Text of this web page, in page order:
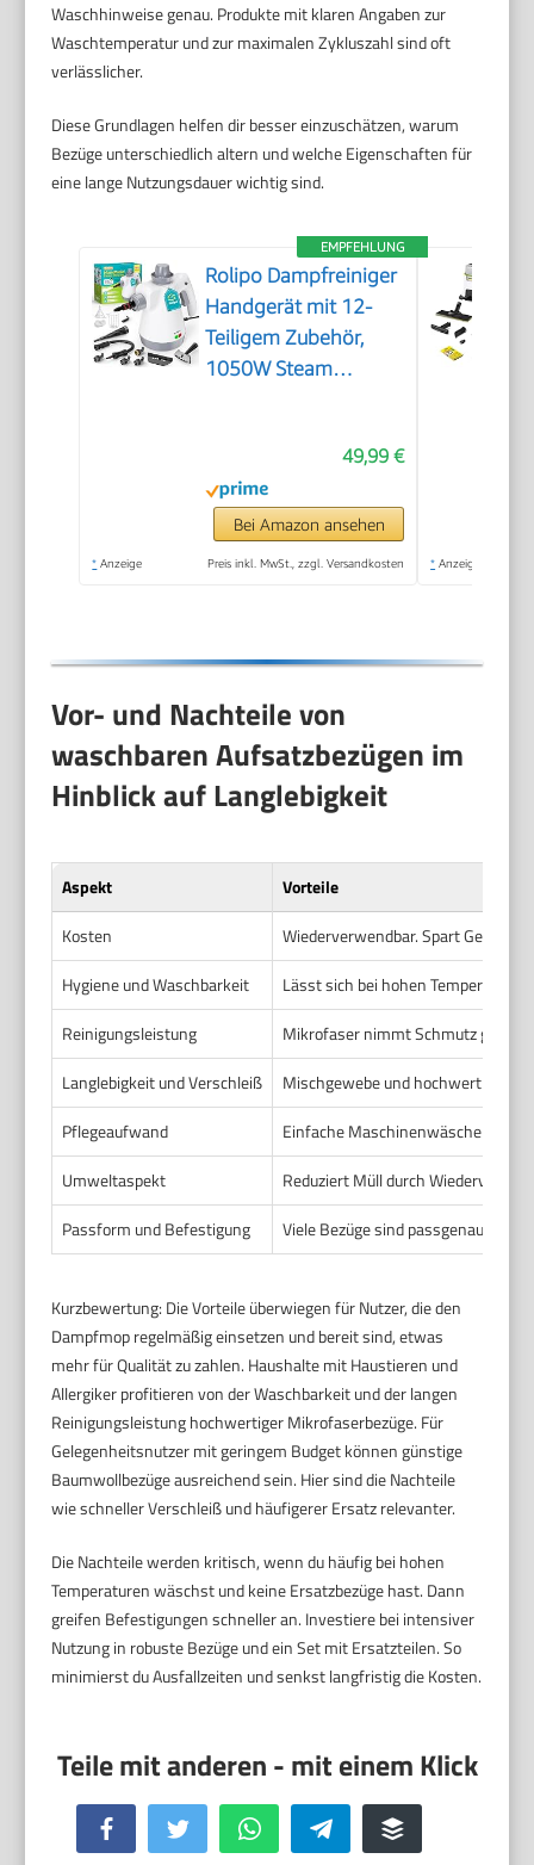
Waschhinweise genau. Produkte mit klaren Angaben zur
Waschtemperatur und zur maximalen Zykluszahl sind oft
verlässlicher.
Diese Grundlagen helfen dir besser einzuschätzen, warum
Bezüge unterschiedlich altern und welche Eigenschaften für
eine lange Nutzungsdauer wichtig sind.
EMPFEHLUNG
Rolipo Dampfreiniger
Handgerät mit 12-
Teiligem Zubehör,
1050W Steam
Polster & Auto–100%
Chemiefrei,
Hochdruck-Dampf
gegen Schmutz Fett
49,99 €
Bei Amazon ansehen
* Anzeige Preis inkl. MwSt., zzgl. Versandkosten * Anzeige
Vor- und Nachteile von
waschbaren Aufsatzbezügen im
Hinblick auf Langlebigkeit
Aspekt
Vorteile
Kosten
Wiederverwendbar. Spart Geld
Hygiene und Waschbarkeit
Lässt sich bei hohen
Reinigungsleistung
Mikrofaser nimmt Schmutz gut
Langlebigkeit und Verschleiß
Mischgewebe und hochwertige
Pflegeaufwand
Einfache Maschinenwäsche
Umweltaspekt
Reduziert Müll durch
Passform und Befestigung
Viele Bezüge sind passgenau.
Kurzbewertung: Die Vorteile überwiegen für Nutzer, die den
Dampfmop regelmäßig einsetzen und bereit sind, etwas
mehr für Qualität zu zahlen. Haushalte mit Haustieren und
Allergiker profitieren von der Waschbarkeit und der langen
Reinigungsleistung hochwertiger Mikrofaserbezüge. Für
Gelegenheitsnutzer mit geringem Budget können günstige
Baumwollbezüge ausreichend sein. Hier sind die Nachteile
wie schneller Verschleiß und häufigerer Ersatz relevanter.
Die Nachteile werden kritisch, wenn du häufig bei hohen
Temperaturen wäschst und keine Ersatzbezüge hast. Dann
greifen Befestigungen schneller an. Investiere bei intensiver
Nutzung in robuste Bezüge und ein Set mit Ersatzteilen. So
minimierst du Ausfallzeiten und senkst langfristig die Kosten.
Facebook Twitter WhatsApp Telegram Buffer